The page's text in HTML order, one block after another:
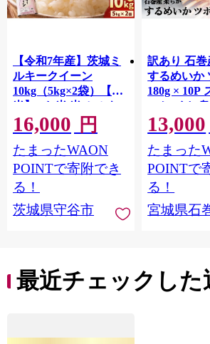
【令和7年産】茨城ミ
ルキークイーン
10kg（5kg×2袋）【精
米】 | お米 米 ミルキ
ークィーン 茨城県産
白米 もちもち お弁当
おにぎり
16,000 円
たまったWAON
POINTで寄附でき
る！
茨城県守谷市
訳あり 石
するめいか
180g × 10P
いか イカ
小分け 下処
短調理 こだ
海鮮 魚介 お
まみ 煮物
BBQ バーベ
城県 石巻市
13,000
たまった
POINTで
る！
宮城県石
最近チェックした